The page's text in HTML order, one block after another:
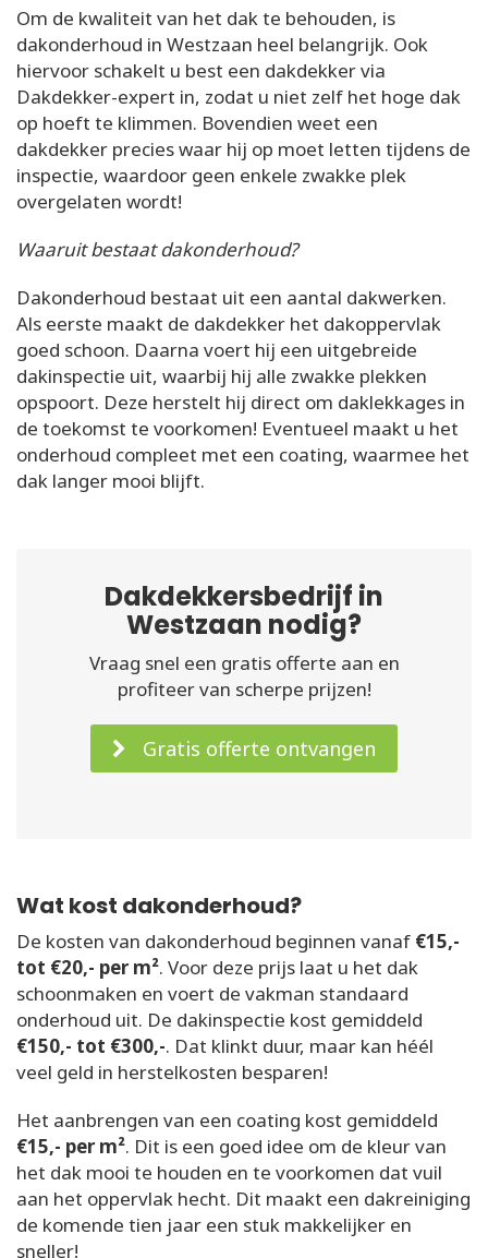
Om de kwaliteit van het dak te behouden, is
dakonderhoud in Westzaan heel belangrijk. Ook
hiervoor schakelt u best een dakdekker via
Dakdekker-expert in, zodat u niet zelf het hoge dak
op hoeft te klimmen. Bovendien weet een
dakdekker precies waar hij op moet letten tijdens de
inspectie, waardoor geen enkele zwakke plek
overgelaten wordt!
Waaruit bestaat dakonderhoud?
Dakonderhoud bestaat uit een aantal dakwerken.
Als eerste maakt de dakdekker het dakoppervlak
goed schoon. Daarna voert hij een uitgebreide
dakinspectie uit, waarbij hij alle zwakke plekken
opspoort. Deze herstelt hij direct om daklekkages in
de toekomst te voorkomen! Eventueel maakt u het
onderhoud compleet met een coating, waarmee het
dak langer mooi blijft.
Dakdekkersbedrijf in
Westzaan nodig?
Vraag snel een gratis offerte aan en
profiteer van scherpe prijzen!
Gratis offerte ontvangen
Wat kost dakonderhoud?
De kosten van dakonderhoud beginnen vanaf €15,-
tot €20,- per m². Voor deze prijs laat u het dak
schoonmaken en voert de vakman standaard
onderhoud uit. De dakinspectie kost gemiddeld
€150,- tot €300,-. Dat klinkt duur, maar kan héél
veel geld in herstelkosten besparen!
Het aanbrengen van een coating kost gemiddeld
€15,- per m². Dit is een goed idee om de kleur van
het dak mooi te houden en te voorkomen dat vuil
aan het oppervlak hecht. Dit maakt een dakreiniging
de komende tien jaar een stuk makkelijker en
sneller!